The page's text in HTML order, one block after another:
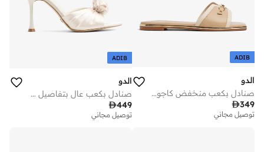
ADIB
الدو
صنادل بكعب منخفض كاجوال
349
توصيل مجاني
ADIB
الدو
صنادل بكعب عالٍ بتفاصيل فيونكة
449
توصيل مجاني